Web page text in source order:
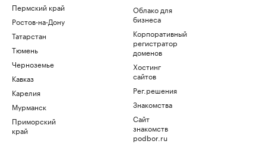
Пермский край
Ростов-на-Дону
Татарстан
Тюмень
Черноземье
Кавказ
Карелия
Мурманск
Приморский
край
Облако для
бизнеса
Корпоративный
регистратор
доменов
Хостинг
сайтов
Рег.решения
Знакомства
Сайт
знакомств
podbor.ru